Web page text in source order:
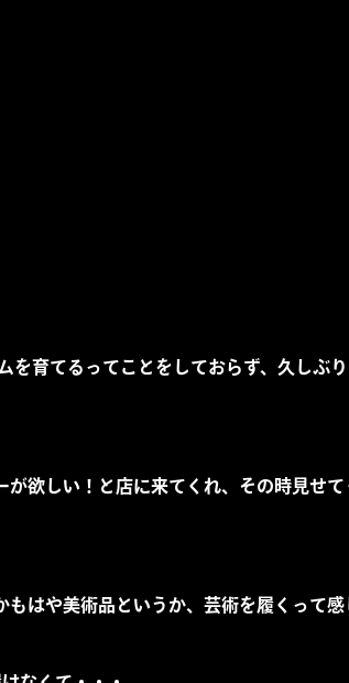
を育てるってことをしておらず、久しぶ
欲しい！と店に来てくれ、その時見せ
はや美術品というか、芸術を履くって感